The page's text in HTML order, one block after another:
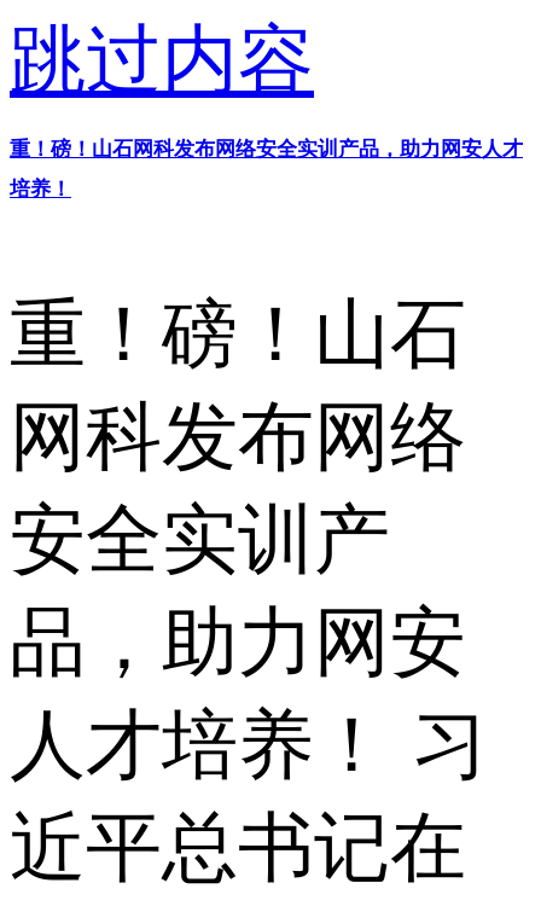
跳过内容
重！磅！山石网科发布网络安全实训产品，助力网安人才
培养！
重！磅！山石
网科发布网络
安全实训产
品，助力网安
人才培养！ 习
近平总书记在